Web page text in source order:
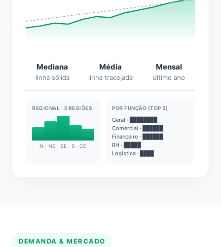
Mediana
linha sólida
Média
linha tracejada
Mensal
último ano
REGIONAL · 5 REGIÕES
N · NE · SE · S · CO
POR FUNÇÃO (TOP 5)
Geral · ████████
Comercial · ██████
Financeiro · ██████
RH · █████
Logística · ████
DEMANDA & MERCADO